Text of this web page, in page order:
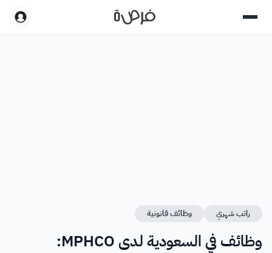
راتب شهري وظائف قانونية
وظائف في السعودية لدى MPHCO: